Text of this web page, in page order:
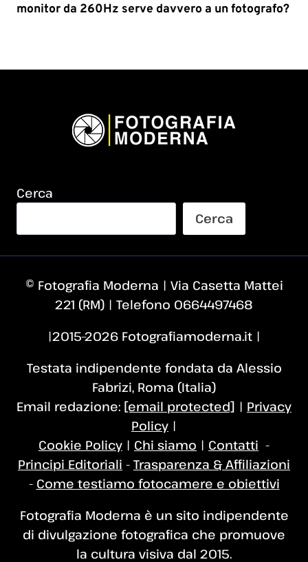
monitor da 260Hz serve davvero a un fotografo?
Cerca
Cerca
© Fotografia Moderna | Via Casetta Mattei
221 (RM) | Telefono 0664497468
|2015–2026 Fotografiamoderna.it |
Testata indipendente fondata da Alessio
Fabrizi, Roma (Italia)
Email redazione: [email protected] | Privacy
Policy |
Cookie Policy | Chi siamo | Contatti -
Principi Editoriali - Trasparenza & Affiliazioni
- Come testiamo fotocamere e obiettivi
Fotografia Moderna è un sito indipendente
di divulgazione fotografica che promuove
la cultura visiva dal 2015.